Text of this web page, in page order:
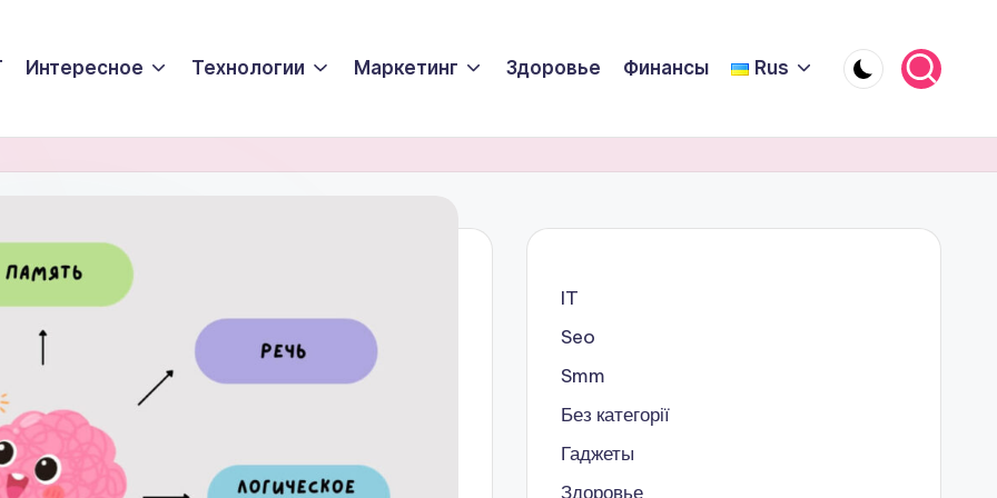
Интересное Технологии Маркетинг Здоровье Финансы Rus
IT
Seo
Smm
Без категорії
Гаджеты
Здоровье